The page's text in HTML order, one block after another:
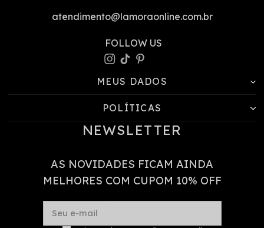
atendimento@lamoraonline.com.br
MEUS DADOS
POLÍTICAS
NEWSLETTER
AS NOVIDADES FICAM AINDA
MELHORES COM CUPOM 10% OFF
Seu e-mail